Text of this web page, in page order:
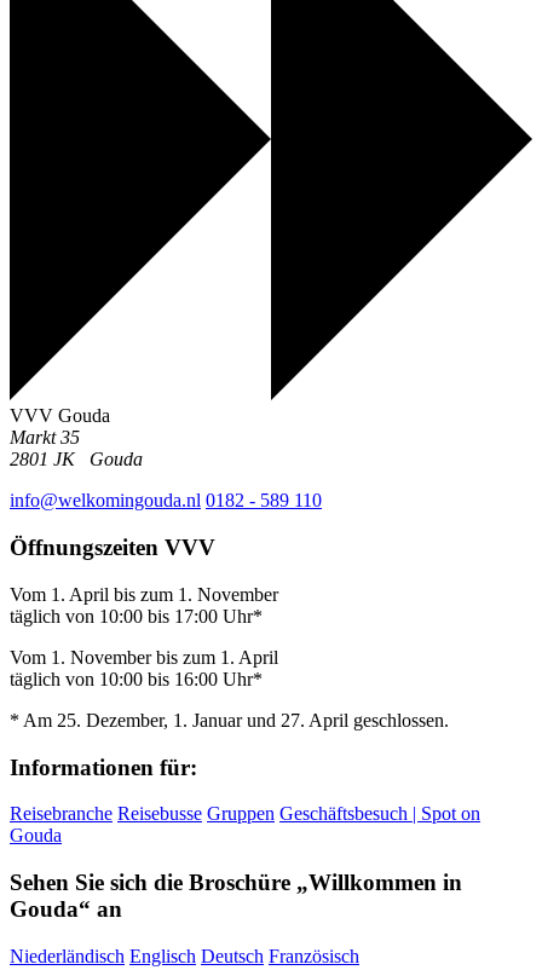
VVV Gouda
Markt 35
2801 JK
Gouda
info@welkomingouda.nl 0182 - 589 110
Öffnungszeiten VVV
Vom 1. April bis zum 1. November
täglich von 10:00 bis 17:00 Uhr*
Vom 1. November bis zum 1. April
täglich von 10:00 bis 16:00 Uhr*
* Am 25. Dezember, 1. Januar und 27. April geschlossen.
Informationen für:
Reisebranche Reisebusse Gruppen Geschäftsbesuch | Spot on
Gouda
Sehen Sie sich die Broschüre „Willkommen in
Gouda“ an
Niederländisch Englisch Deutsch Französisch